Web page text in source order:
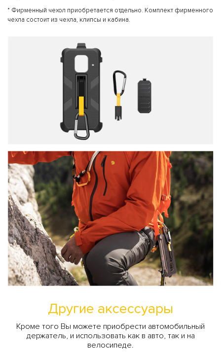
* Фирменный чехол приобретается отдельно. Комплект фирменного
чехла состоит из чехла, клипсы и кабина.
Другие аксессуары
Кроме того Вы можете приобрести автомобильный
держатель, и использовать как в авто, так и на
велосипеде.